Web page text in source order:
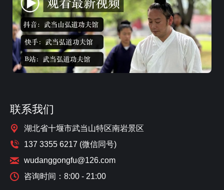
联系我们
湖北省十堰市武当山特区南岩景区
137 3355 6217 (微信同号)
wudanggongfu@126.com
咨询时间：8:00 - 21:00